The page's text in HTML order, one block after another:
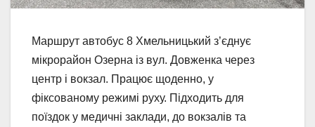
Маршрут автобус 8 Хмельницький з’єднує
мікрорайон Озерна із вул. Довженка через
центр і вокзал. Працює щоденно, у
фіксованому режимі руху. Підходить для
поїздок у медичні заклади, до вокзалів та